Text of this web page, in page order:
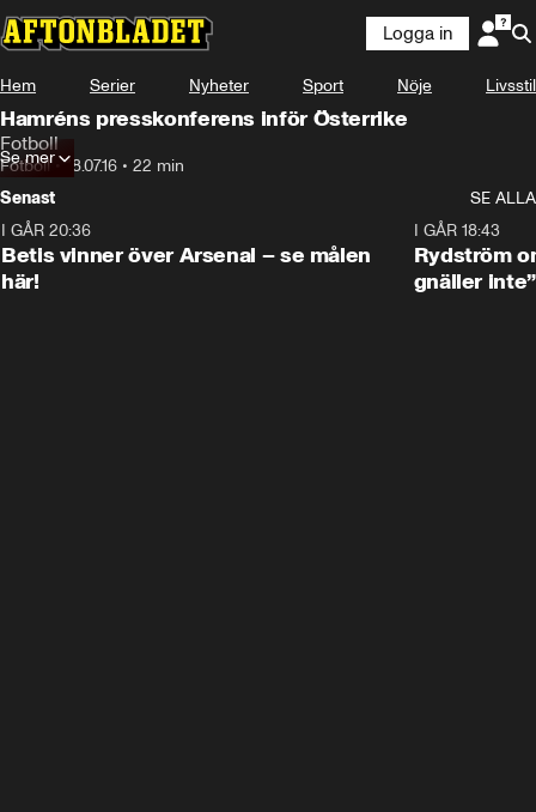
Logga in
Hem Serier Nyheter Sport Nöje Livsstil
Hamréns presskonferens inför Österrike
Fotboll
Fotboll•18.07.16 • 22 min
Se mer
Senast
SE ALLA
I GÅR 20:36
Betis vinner över Arsenal – se målen
här!
I GÅR 18:43
Rydström
gnäller inte”